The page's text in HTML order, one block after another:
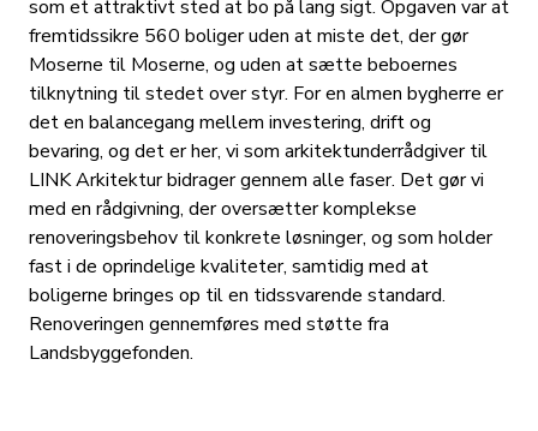
som et attraktivt sted at bo på lang sigt. Opgaven var at
fremtidssikre 560 boliger uden at miste det, der gør
Moserne til Moserne, og uden at sætte beboernes
tilknytning til stedet over styr. For en almen bygherre er
det en balancegang mellem investering, drift og
bevaring, og det er her, vi som arkitektunderrådgiver til
LINK Arkitektur bidrager gennem alle faser. Det gør vi
med en rådgivning, der oversætter komplekse
renoveringsbehov til konkrete løsninger, og som holder
fast i de oprindelige kvaliteter, samtidig med at
boligerne bringes op til en tidssvarende standard.
Renoveringen gennemføres med støtte fra
Landsbyggefonden.